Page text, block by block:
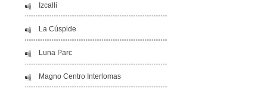
Izcalli
La Cúspide
Luna Parc
Magno Centro Interlomas